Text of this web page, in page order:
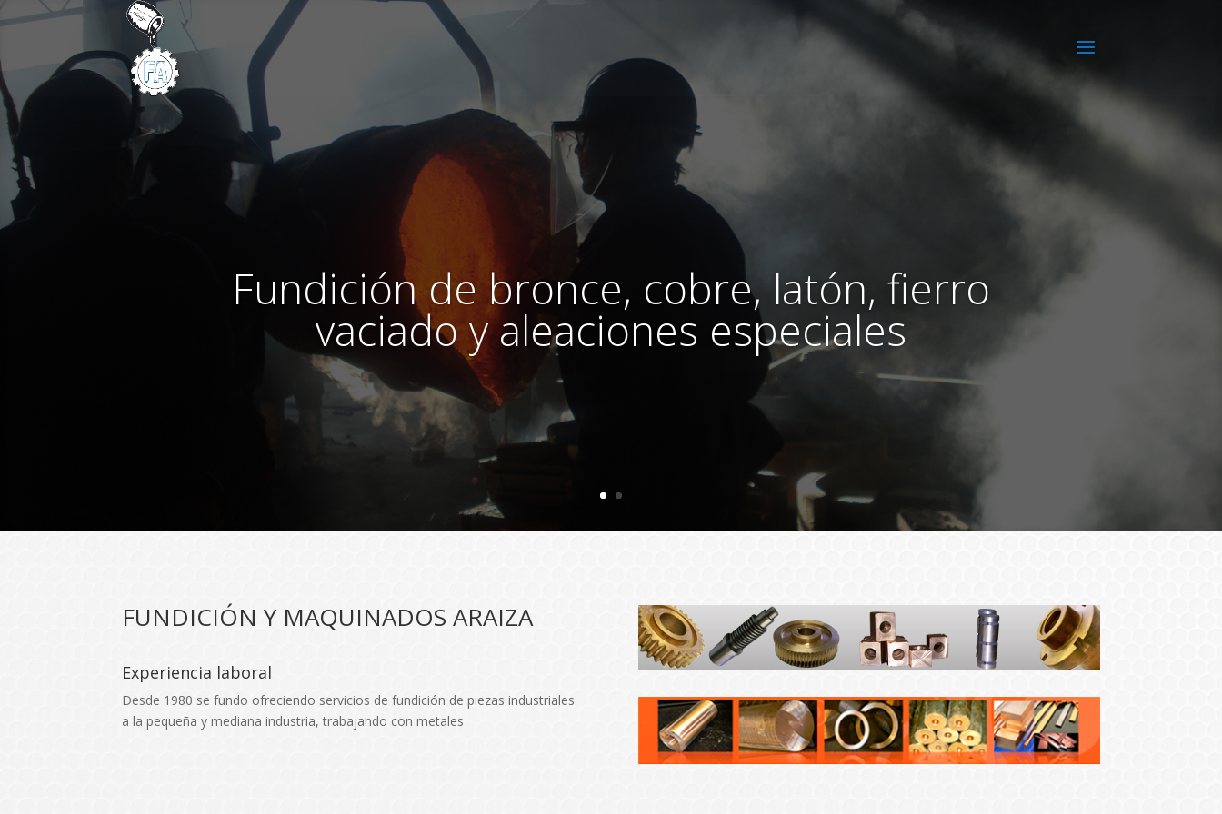
Fundición de bronce, cobre, latón, fierro
vaciado y aleaciones especiales
FUNDICIÓN Y MAQUINADOS ARAIZA
Experiencia laboral
Desde 1980 se fundo ofreciendo servicios de fundición de piezas industriales
a la pequeña y mediana industria, trabajando con metales